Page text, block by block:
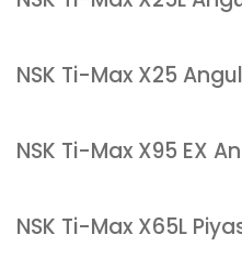
NSK Ti-Max X25
NSK Ti-Max X95 EX
NSK Ti-Max X65L